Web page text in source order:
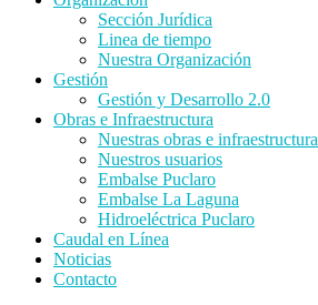
Sección Jurídica
Linea de tiempo
Nuestra Organización
Gestión
Gestión y Desarrollo 2.0
Obras e Infraestructura
Nuestras obras e infraestructura
Nuestros usuarios
Embalse Puclaro
Embalse La Laguna
Hidroeléctrica Puclaro
Caudal en Línea
Noticias
Contacto